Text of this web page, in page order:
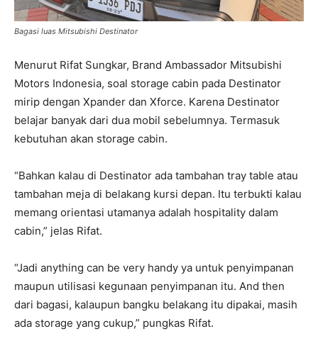
Bagasi luas Mitsubishi Destinator
Menurut Rifat Sungkar, Brand Ambassador Mitsubishi
Motors Indonesia, soal storage cabin pada Destinator
mirip dengan Xpander dan Xforce. Karena Destinator
belajar banyak dari dua mobil sebelumnya. Termasuk
kebutuhan akan storage cabin.
“Bahkan kalau di Destinator ada tambahan tray table atau
tambahan meja di belakang kursi depan. Itu terbukti kalau
memang orientasi utamanya adalah hospitality dalam
cabin,” jelas Rifat.
“Jadi anything can be very handy ya untuk penyimpanan
maupun utilisasi kegunaan penyimpanan itu. And then
dari bagasi, kalaupun bangku belakang itu dipakai, masih
ada storage yang cukup,” pungkas Rifat.